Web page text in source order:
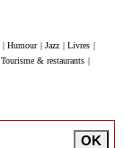
Humour Jazz Livres
Tourisme & restaurants